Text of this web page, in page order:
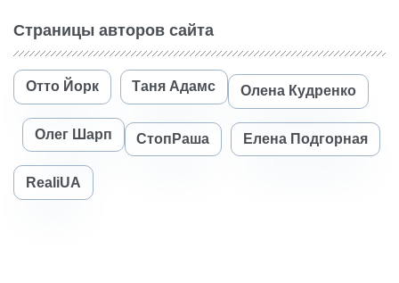
Страницы авторов сайта
Отто Йорк Таня Адамс Олена Кудренко
Олег Шарп СтопРаша Елена Подгорная
RealiUA